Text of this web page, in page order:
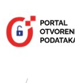
sadržaj